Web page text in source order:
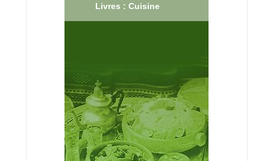
Livres : Cuisine